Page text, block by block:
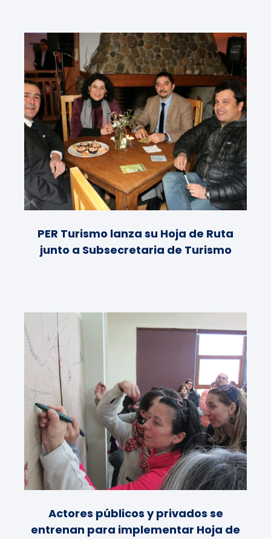
PER Turismo lanza su Hoja de Ruta
junto a Subsecretaria de Turismo
Actores públicos y privados se
entrenan para implementar Hoja de